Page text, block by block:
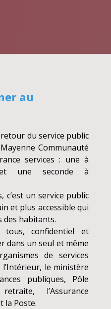
au
du service public
Communauté
services : une à
et une seconde à
c’est un service public
et plus accessible qui
des habitants.
confidentiel et
dans un seul et même
de services
le ministère
publiques, Pôle
l’Assurance
la Poste.